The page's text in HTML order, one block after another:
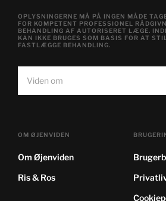
Viden om
OPLYSNINGERNE MÅ PÅ INGEN MÅDE
FOR KOMPETENT PROFESSIONEL
BEHANDLING AF AUTORISERET LÆGE.
KAN IKKE BRUGES SOM BASIS FOR AT
FASTLÆGGE BEHANDLING.
OM ØJENVIDEN
Om Øjenviden
Ris & Ros